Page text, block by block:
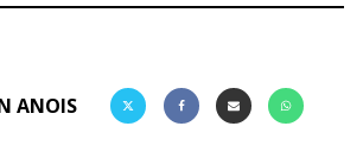
ANOIS